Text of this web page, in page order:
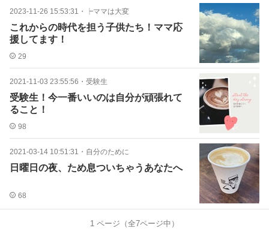
2023-11-26 15:53:31 ・ ┝ママは大変
これからの時代を担う子供たち！ママ応
援してます！
29
2021-11-03 23:55:56 ・ 受験生
受験生！今一番いいのは自分が頑張れて
ること！
98
2021-03-14 10:51:31 ・ 自分のために
日曜日の夜、ため息ついちゃうあなたへ
68
1 ページ（全7ページ中）